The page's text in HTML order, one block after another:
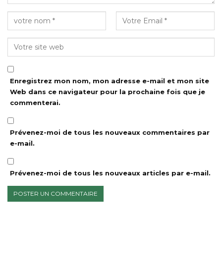
Enregistrez mon nom, mon adresse e-mail et mon site
Web dans ce navigateur pour la prochaine fois que je
commenterai.
Prévenez-moi de tous les nouveaux commentaires par
e-mail.
Prévenez-moi de tous les nouveaux articles par e-mail.